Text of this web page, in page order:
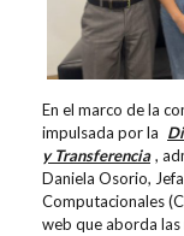
En el marco de la
impulsada por la
y Transferencia ,
Daniela Osorio,
Computacionales
web que aborda